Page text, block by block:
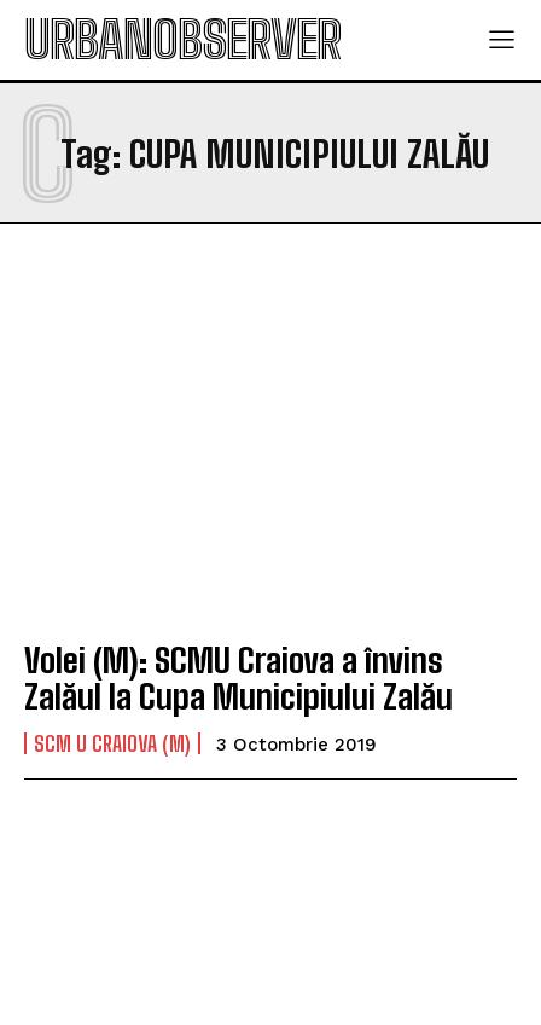
URBANOBSERVER
Tag: CUPA MUNICIPIULUI ZALĂU
C
Volei (M): SCMU Craiova a învins
Zalăul la Cupa Municipiului Zalău
SCM U CRAIOVA (M) 3 Octombrie 2019